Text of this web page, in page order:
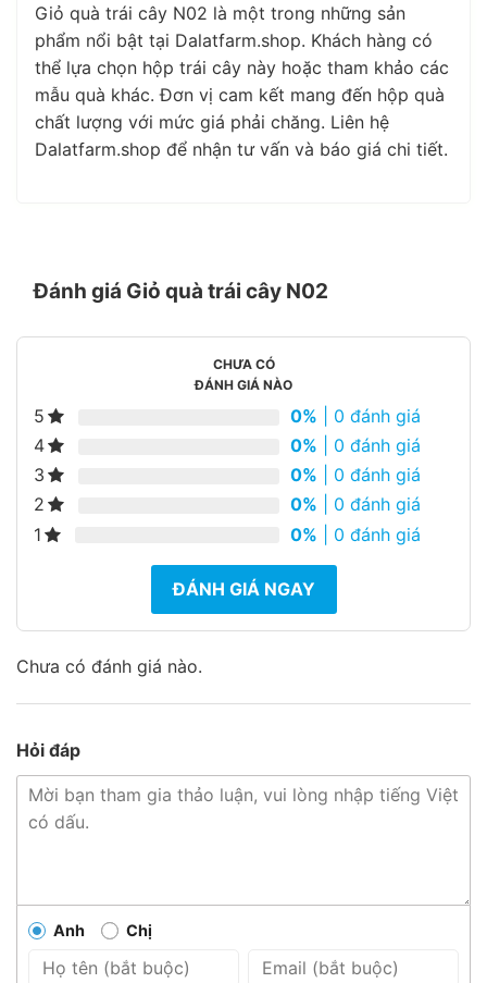
Giỏ quà trái cây N02 là một trong những sản
phẩm nổi bật tại Dalatfarm.shop. Khách hàng có
thể lựa chọn hộp trái cây này hoặc tham khảo các
mẫu quà khác. Đơn vị cam kết mang đến hộp quà
chất lượng với mức giá phải chăng. Liên hệ
Dalatfarm.shop để nhận tư vấn và báo giá chi tiết.
Đánh giá Giỏ quà trái cây N02
CHƯA CÓ
ĐÁNH GIÁ NÀO
5 0% | 0 đánh giá
4
0% | 0 đánh giá
3
0% | 0 đánh giá
2
0% | 0 đánh giá
1
0% | 0 đánh giá
ĐÁNH GIÁ NGAY
Chưa có đánh giá nào.
Hỏi đáp
Anh Chị